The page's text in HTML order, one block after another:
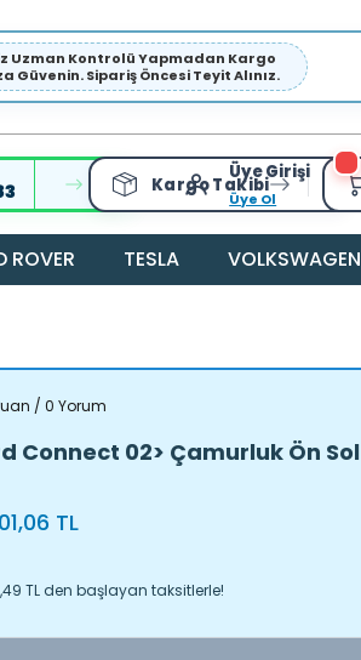
Uzman Kontrolü Yapmadan Kargo
Sipariş Öncesi Teyit Alınız.
Kargo Takibi
Üye Girişi
Üye Ol
ROVER TESLA VOLKSWAGEN
/ 0 Yorum
Connect 02> Çamurluk Ön Sol
TL
TL den başlayan taksitlerle!